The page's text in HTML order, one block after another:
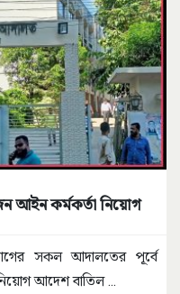
আইন কর্মকর্তা নিয়োগ
সকল আদালতের পূর্বে
আদেশ বাতিল ...